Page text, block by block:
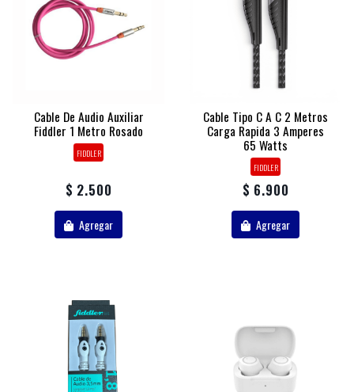
Cable De Audio Auxiliar
Fiddler 1 Metro Rosado
FIDDLER
$ 2.500
Agregar
Cable Tipo C A C 2 Metros
Carga Rapida 3 Amperes
65 Watts
FIDDLER
$ 6.900
Agregar